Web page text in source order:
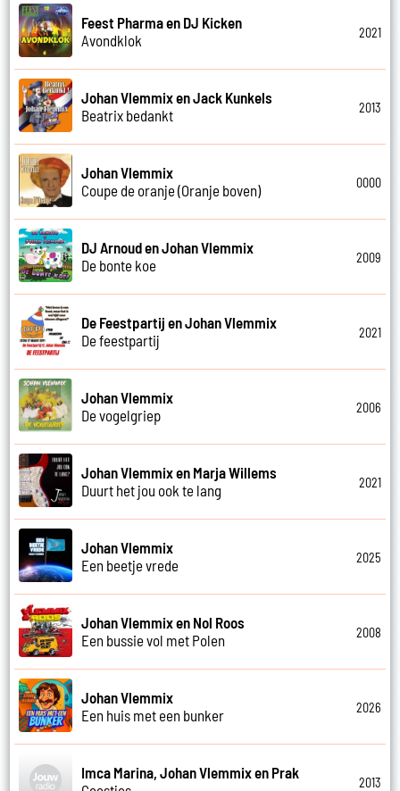
Feest Pharma en DJ Kicken
Avondklok
2021
Johan Vlemmix en Jack Kunkels
Beatrix bedankt
2013
Johan Vlemmix
Coupe de oranje (Oranje boven)
0000
DJ Arnoud en Johan Vlemmix
De bonte koe
2009
De Feestpartij en Johan Vlemmix
De feestpartij
2021
Johan Vlemmix
De vogelgriep
2006
Johan Vlemmix en Marja Willems
Duurt het jou ook te lang
2021
Johan Vlemmix
Een beetje vrede
2025
Johan Vlemmix en Nol Roos
Een bussie vol met Polen
2008
Johan Vlemmix
Een huis met een bunker
2026
Imca Marina, Johan Vlemmix en Prak
2013